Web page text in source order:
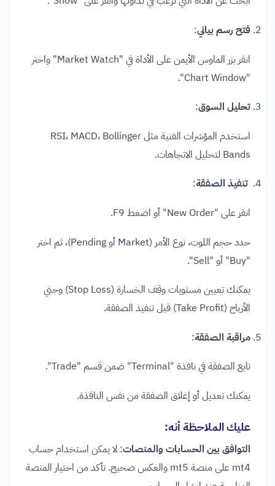
فتح رسم بياني:
انقر بزر الماوس الأيمن على الأداة في "Market Watch" واختر
"Chart Window".​
تحليل السوق:
استخدم المؤشرات الفنية مثل RSI، MACD، Bollinger
Bands لتحليل الاتجاهات.​
تنفيذ الصفقة:
انقر على "New Order" أو اضغط F9.
حدد حجم اللوت، نوع الأمر (Market أو Pending)، ثم اختر
"Buy" أو "Sell".
يمكنك تعيين مستويات وقف الخسارة (Stop Loss) وجني
الأرباح (Take Profit) قبل تنفيذ الصفقة.​
مراقبة الصفقة:
تابع الصفقة في نافذة "Terminal" ضمن قسم "Trade".
يمكنك تعديل أو إغلاق الصفقة من نفس النافذة.​
عليك الملاحظة أنه:
التوافق بين الحسابات والمنصات: لا يمكن استخدام حساب
mt4 على منصة mt5 والعكس صحيح. تأكد من اختيار المنصة